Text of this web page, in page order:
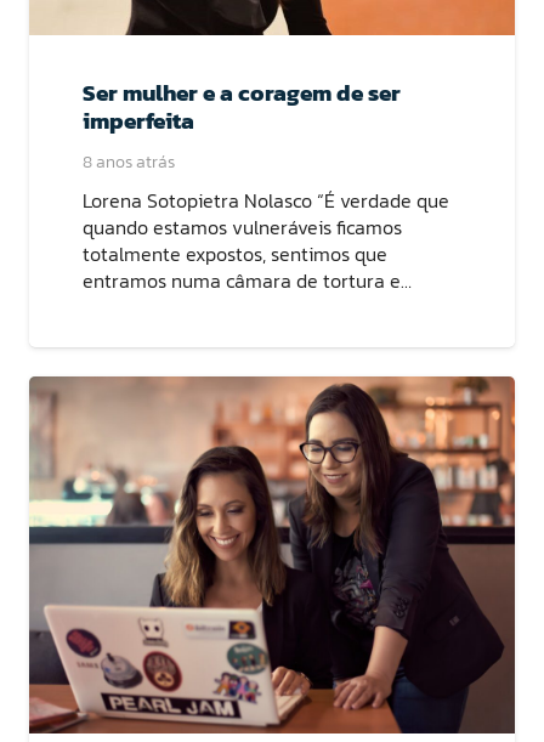
Ser mulher e a coragem de ser
imperfeita
8 anos atrás
Lorena Sotopietra Nolasco “É verdade que
quando estamos vulneráveis ficamos
totalmente expostos, sentimos que
entramos numa câmara de tortura e…